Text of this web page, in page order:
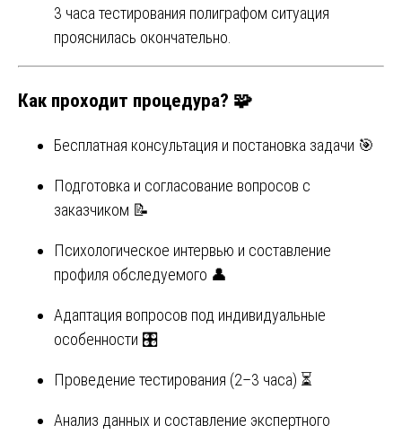
3 часа тестирования полиграфом ситуация
прояснилась окончательно.
Как проходит процедура? 🧩
Бесплатная консультация и постановка задачи 🎯
Подготовка и согласование вопросов с
заказчиком 📝
Психологическое интервью и составление
профиля обследуемого 👤
Адаптация вопросов под индивидуальные
особенности 🎛️
Проведение тестирования (2–3 часа) ⏳
Анализ данных и составление экспертного